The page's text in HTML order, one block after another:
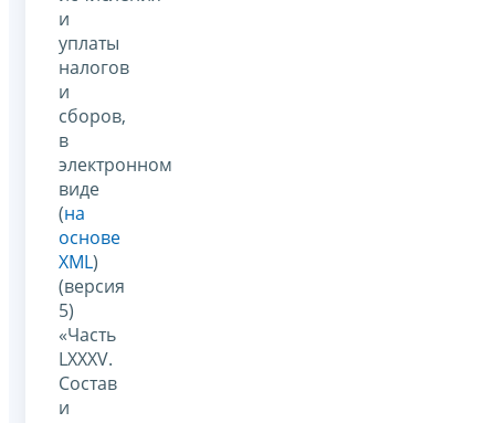
и
уплаты
налогов
и
сборов,
в
электронном
виде
(на
основе
XML)
(версия
5)
«Часть
LXXXV.
Состав
и